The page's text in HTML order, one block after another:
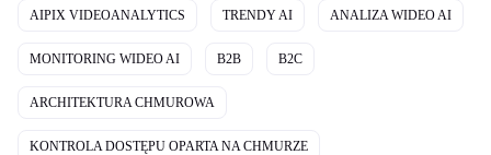
AIPIX VIDEOANALYTICS TRENDY AI ANALIZA WIDEO AI
MONITORING WIDEO AI B2B B2C
ARCHITEKTURA CHMUROWA
KONTROLA DOSTĘPU OPARTA NA CHMURZE